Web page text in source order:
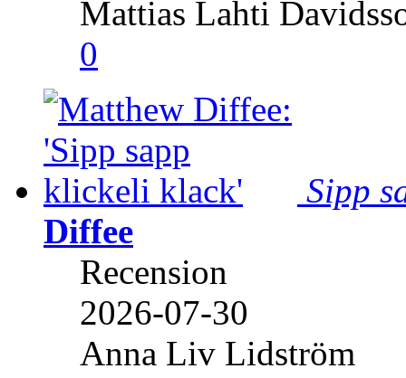
Mattias Lahti
0
Sipp
Diffee
Recension
2026-07-30
Anna Liv Lidström